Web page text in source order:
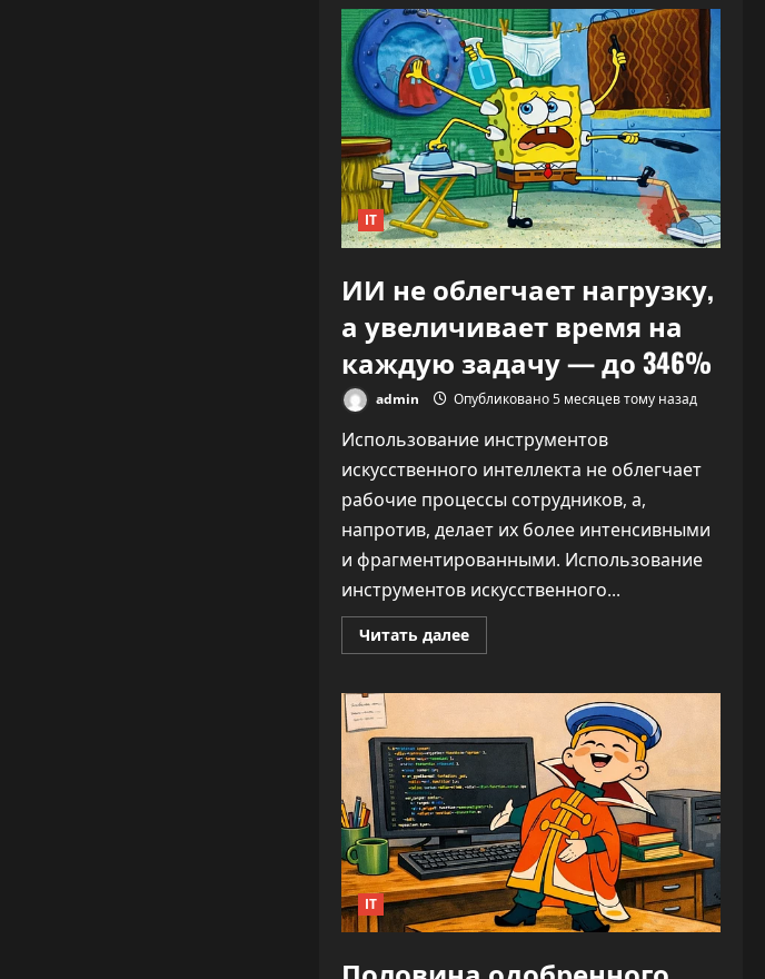
не
знает,
что
делать»:
CEO
OpenAI
заявил,
что
ИИ
переписывает
правила
капитализма
IT
ИИ не облегчает нагрузку,
а увеличивает время на
каждую задачу — до 346%
admin Опубликовано 5 месяцев тому назад
Использование инструментов
искусственного интеллекта не облегчает
рабочие процессы сотрудников, а,
напротив, делает их более интенсивными
и фрагментированными. Использование
инструментов искусственного...
Читать далееПрочитать
больше
не
а
увеличивает
на
каждую
задачу
—
до
346%
IT